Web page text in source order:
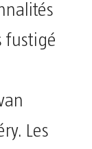
fustigé
Les